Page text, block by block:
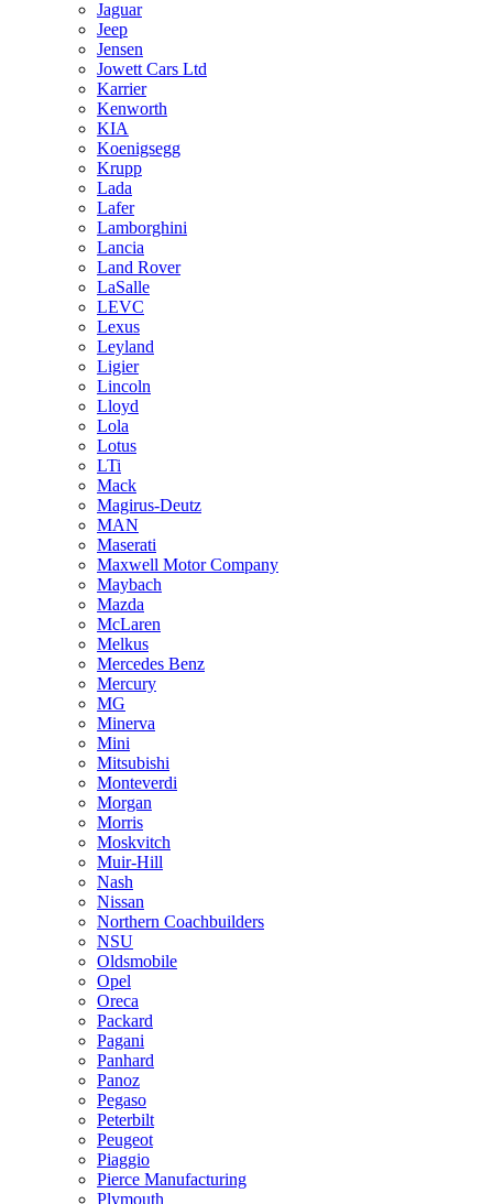
Jaguar
Jeep
Jensen
Jowett Cars Ltd
Karrier
Kenworth
KIA
Koenigsegg
Krupp
Lada
Lafer
Lamborghini
Lancia
Land Rover
LaSalle
LEVC
Lexus
Leyland
Ligier
Lincoln
Lloyd
Lola
Lotus
LTi
Mack
Magirus-Deutz
MAN
Maserati
Maxwell Motor Company
Maybach
Mazda
McLaren
Melkus
Mercedes Benz
Mercury
MG
Minerva
Mini
Mitsubishi
Monteverdi
Morgan
Morris
Moskvitch
Muir-Hill
Nash
Nissan
Northern Coachbuilders
NSU
Oldsmobile
Opel
Oreca
Packard
Pagani
Panhard
Panoz
Pegaso
Peterbilt
Peugeot
Piaggio
Pierce Manufacturing
Plymouth